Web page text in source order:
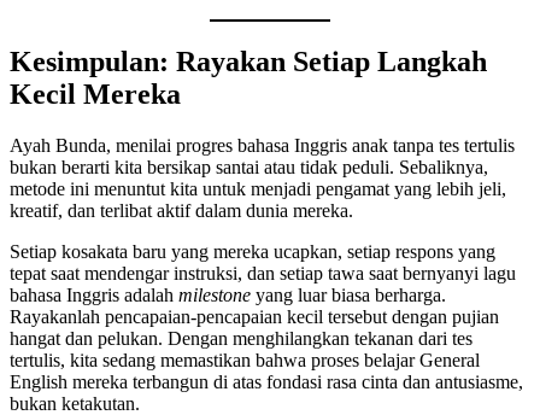
Kesimpulan: Rayakan Setiap Langkah
Kecil Mereka
Ayah Bunda, menilai progres bahasa Inggris anak tanpa tes tertulis
bukan berarti kita bersikap santai atau tidak peduli. Sebaliknya,
metode ini menuntut kita untuk menjadi pengamat yang lebih jeli,
kreatif, dan terlibat aktif dalam dunia mereka.
Setiap kosakata baru yang mereka ucapkan, setiap respons yang
tepat saat mendengar instruksi, dan setiap tawa saat bernyanyi lagu
bahasa Inggris adalah milestone yang luar biasa berharga.
Rayakanlah pencapaian-pencapaian kecil tersebut dengan pujian
hangat dan pelukan. Dengan menghilangkan tekanan dari tes
tertulis, kita sedang memastikan bahwa proses belajar General
English mereka terbangun di atas fondasi rasa cinta dan antusiasme,
bukan ketakutan.